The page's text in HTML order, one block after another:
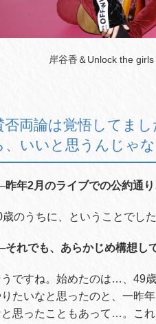
岸谷香＆Unlock the
否両論は覚悟してま
、いいと思うんじゃ
昨年2月のライブでの公約通
歳のうちに、ということでし
それでも、あらかじめ構想し
うですね。始めたのは… 49
たいなと思ったのと、一昨
思ったこともあって … 。こ